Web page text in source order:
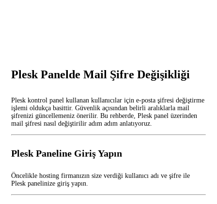
Plesk Panelde Mail Şifre Değişikliği
Plesk kontrol panel kullanan kullanıcılar için e-posta şifresi değiştirme
işlemi oldukça basittir. Güvenlik açısından belirli aralıklarla mail
şifrenizi güncellemeniz önerilir. Bu rehberde, Plesk panel üzerinden
mail şifresi nasıl değiştirilir adım adım anlatıyoruz.
Plesk Paneline Giriş Yapın
Öncelikle hosting firmanızın size verdiği kullanıcı adı ve şifre ile
Plesk panelinize giriş yapın.